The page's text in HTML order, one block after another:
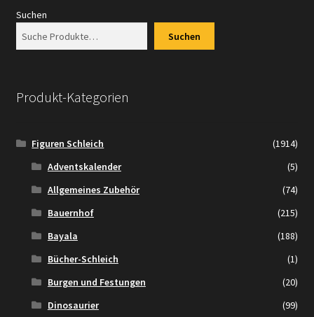
Suchen
Suchen
Produkt-Kategorien
Figuren Schleich
(1914)
Adventskalender
(5)
Allgemeines Zubehör
(74)
Bauernhof
(215)
Bayala
(188)
Bücher-Schleich
(1)
Burgen und Festungen
(20)
Dinosaurier
(99)